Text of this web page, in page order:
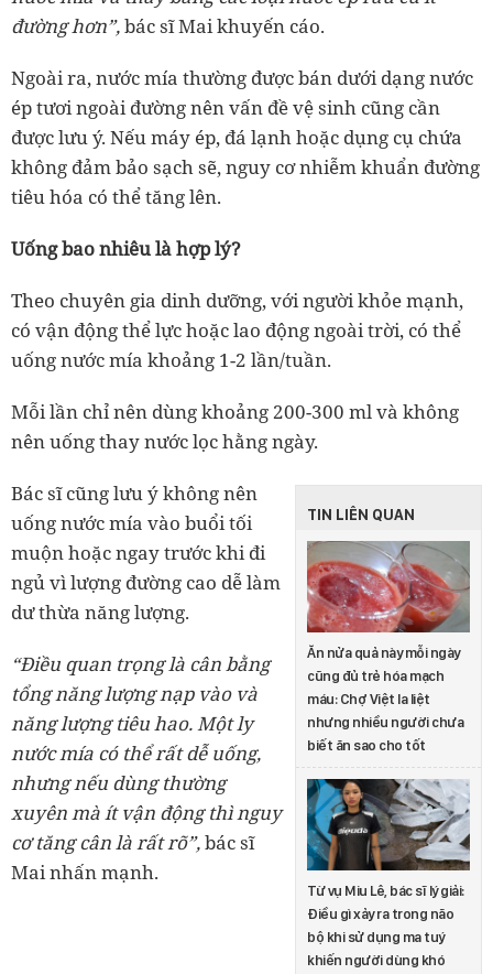
đường hơn”,bác sĩ Mai khuyến cáo.
Ngoài ra, nước mía thường được bán dưới dạng nước
ép tươi ngoài đường nên vấn đề vệ sinh cũng cần
được lưu ý. Nếu máy ép, đá lạnh hoặc dụng cụ chứa
không đảm bảo sạch sẽ, nguy cơ nhiễm khuẩn đường
tiêu hóa có thể tăng lên.
Uống bao nhiêu là hợp lý?
Theo chuyên gia dinh dưỡng, với người khỏe mạnh,
có vận động thể lực hoặc lao động ngoài trời, có thể
uống nước mía khoảng 1-2 lần/tuần.
Mỗi lần chỉ nên dùng khoảng 200-300 ml và không
nên uống thay nước lọc hằng ngày.
TIN LIÊN QUAN
Ăn nửa quả này mỗi ngày
cũng đủ trẻ hóa mạch
máu: Chợ Việt la liệt
nhưng nhiều người chưa
biết ăn sao cho tốt
Từ vụ Miu Lê, bác sĩ lý giải:
Điều gì xảy ra trong não
bộ khi sử dụng ma tuý
khiến người dùng khó
Bác sĩ cũng lưu ý không nên
uống nước mía vào buổi tối
muộn hoặc ngay trước khi đi
ngủ vì lượng đường cao dễ làm
dư thừa năng lượng.
“Điều quan trọng là cân bằng
tổng năng lượng nạp vào và
năng lượng tiêu hao. Một ly
nước mía có thể rất dễ uống,
nhưng nếu dùng thường
xuyên mà ít vận động thì nguy
cơ tăng cân là rất rõ”,bác sĩ
Mai nhấn mạnh.